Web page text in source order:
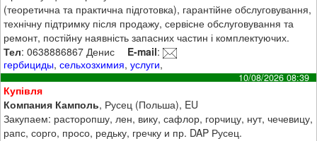
(теоретична та практична підготовка), гарантійне обслуговування,
технічну підтримку після продажу, сервісне обслуговування та
ремонт, постійну наявність запасних частин і комплектуючих.
Тел: 0638886867 Денис E-mail:
гербициды,сельхозхимия,услуги,
10/08/2026 08:39
Купівля
Компания Камполь, Русец (Польша), EU
Закупаем: расторопшу, лен, вику, сафлор, горчицу, нут, чечевицу,
рапс, сорго, просо, редьку, гречку и пр. DAP Русец.